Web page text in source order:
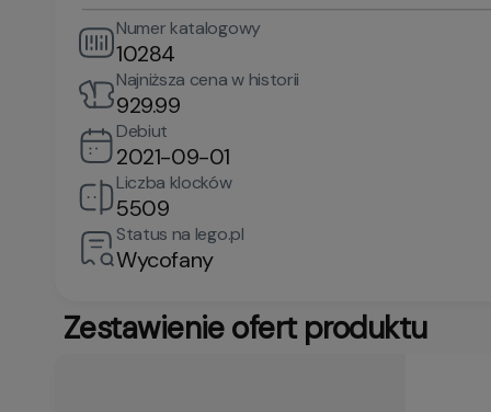
Numer katalogowy
10284
Najniższa cena w historii
929.99
Debiut
2021-09-01
Liczba klocków
5509
Status na lego.pl
Wycofany
Zestawienie ofert produktu